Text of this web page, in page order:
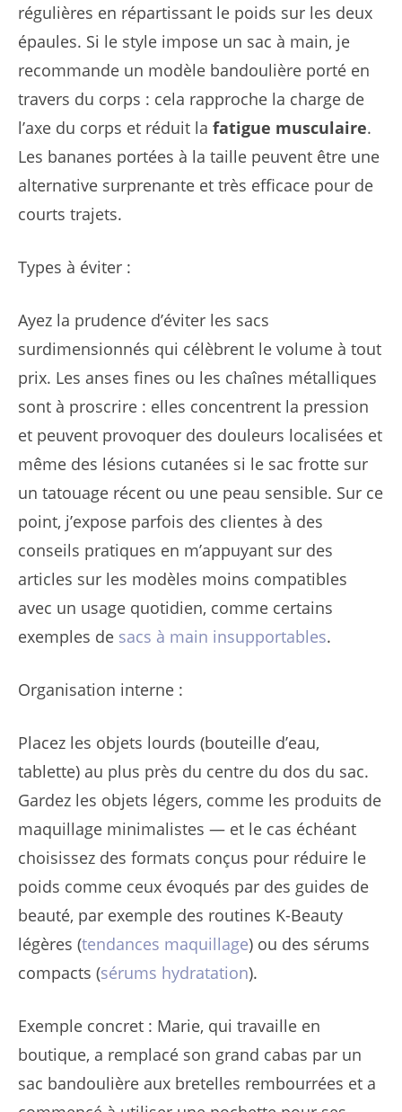
régulières en répartissant le poids sur les deux
épaules. Si le style impose un sac à main, je
recommande un modèle bandoulière porté en
travers du corps : cela rapproche la charge de
l’axe du corps et réduit la fatigue musculaire.
Les bananes portées à la taille peuvent être une
alternative surprenante et très efficace pour de
courts trajets.
Types à éviter :
Ayez la prudence d’éviter les sacs
surdimensionnés qui célèbrent le volume à tout
prix. Les anses fines ou les chaînes métalliques
sont à proscrire : elles concentrent la pression
et peuvent provoquer des douleurs localisées et
même des lésions cutanées si le sac frotte sur
un tatouage récent ou une peau sensible. Sur ce
point, j’expose parfois des clientes à des
conseils pratiques en m’appuyant sur des
articles sur les modèles moins compatibles
avec un usage quotidien, comme certains
exemples de sacs à main insupportables.
Organisation interne :
Placez les objets lourds (bouteille d’eau,
tablette) au plus près du centre du dos du sac.
Gardez les objets légers, comme les produits de
maquillage minimalistes — et le cas échéant
choisissez des formats conçus pour réduire le
poids comme ceux évoqués par des guides de
beauté, par exemple des routines K-Beauty
légères (tendances maquillage) ou des sérums
compacts (sérums hydratation).
Exemple concret : Marie, qui travaille en
boutique, a remplacé son grand cabas par un
sac bandoulière aux bretelles rembourrées et a